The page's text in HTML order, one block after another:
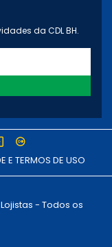
da CDL BH.
E TERMOS DE USO
- Todos os